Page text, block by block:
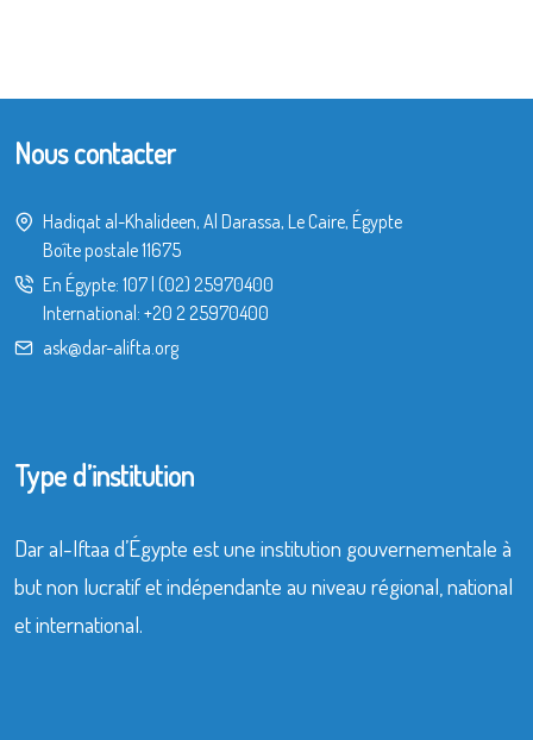
Nous contacter
Hadiqat al-Khalideen, Al Darassa, Le Caire, Égypte
Boîte postale 11675
En Égypte: 107| (02) 25970400
International: +20 2 25970400
ask@dar-alifta.org
Type d’institution
Dar al-Iftaa d’Égypte est une institution gouvernementale à
but non lucratif et indépendante au niveau régional, national
et international.